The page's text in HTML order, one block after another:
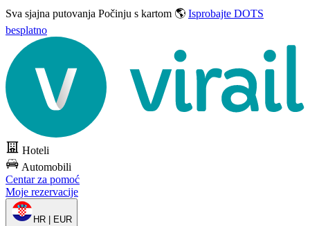
Sva sjajna putovanja Počinju s kartom 🌎 Isprobajte DOTS
besplatno
Hoteli
Automobili
Centar za pomoć
Moje rezervacije
HR | EUR